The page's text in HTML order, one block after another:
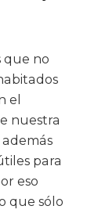
que no
el
nuestra
para
eso
que sólo